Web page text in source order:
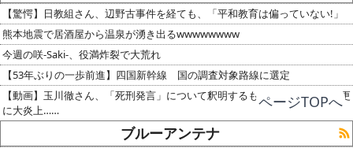
ページTOPへ
【驚愕】日教組さん、辺野古事件を経ても、「平和教育は偏っていない!」
熊本地震で居酒屋から温泉が湧き出るwwwwwwww
今週の咲-Saki-、役満炸裂で大荒れ
【53年ぶりの一歩前進】四国新幹線 国の調査対象路線に選定
【動画】玉川徹さん、「死刑発言」について釈明するも内容がクソすぎて更
に大炎上……
ブルーアンテナ